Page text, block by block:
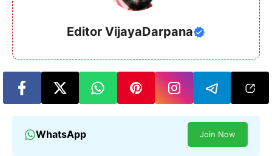
Editor VijayaDarpana
WhatsApp Join Now